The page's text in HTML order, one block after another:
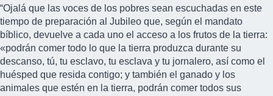
“Ojalá que las voces de los pobres sean escuchadas en este
tiempo de preparación al Jubileo que, según el mandato
bíblico, devuelve a cada uno el acceso a los frutos de la tierra:
«podrán comer todo lo que la tierra produzca durante su
descanso, tú, tu esclavo, tu esclava y tu jornalero, así como el
huésped que resida contigo; y también el ganado y los
animales que estén en la tierra, podrán comer todos sus